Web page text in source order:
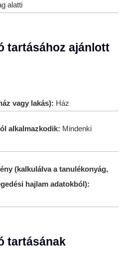
alatti
tartásához ajánlott
vagy lakás): Ház
alkalmazkodik: Mindenki
(kalkulálva a tanulékonyág,
hajlam adatokból):
tartásának